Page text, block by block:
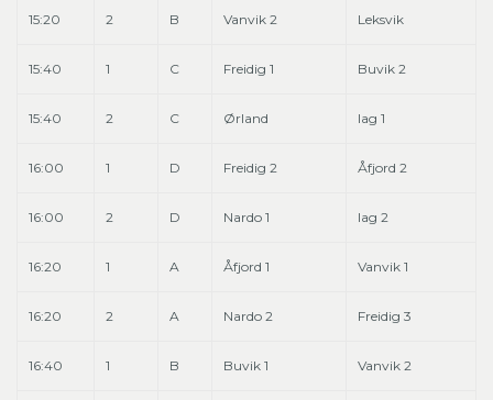
15:20 2 B Vanvik 2 Leksvik
15:40 1 C Freidig 1 Buvik 2
15:40 2 C Ørland lag 1
16:00 1 D Freidig 2 Åfjord 2
16:00 2 D Nardo 1 lag 2
16:20 1 A Åfjord 1 Vanvik 1
16:20 2 A Nardo 2 Freidig 3
16:40 1 B Buvik 1 Vanvik 2